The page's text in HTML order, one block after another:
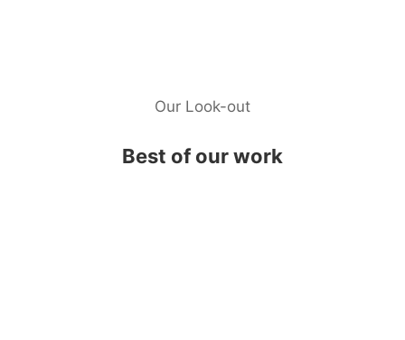
Our Look-out
Best of our work